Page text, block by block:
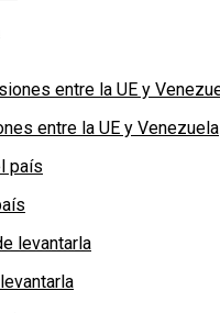
entre la UE y Venezuela